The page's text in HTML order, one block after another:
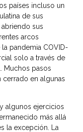
países incluso un
de sus
sus
arcos
pandemia COVID-
solo a través de
Muchos pasos
cerrado en algunas
algunos ejercicios
más allá
la excepción. La